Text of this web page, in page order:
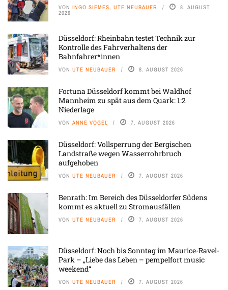
VON INGO SIEMES, UTE NEUBAUER 8. AUGUST
2026
Düsseldorf: Rheinbahn testet Technik zur
Kontrolle des Fahrverhaltens der
Bahnfahrer*innen
VON UTE NEUBAUER 8. AUGUST 2026
Fortuna Düsseldorf kommt bei Waldhof
Mannheim zu spät aus dem Quark: 1:2
Niederlage
VON ANNE VOGEL 7. AUGUST 2026
Düsseldorf: Vollsperrung der Bergischen
Landstraße wegen Wasserrohrbruch
aufgehoben
VON UTE NEUBAUER 7. AUGUST 2026
Benrath: Im Bereich des Düsseldorfer Südens
kommt es aktuell zu Stromausfällen
VON UTE NEUBAUER 7. AUGUST 2026
Düsseldorf: Noch bis Sonntag im Maurice-Ravel-
Park – „Liebe das Leben – pempelfort music
weekend“
VON UTE NEUBAUER 7. AUGUST 2026